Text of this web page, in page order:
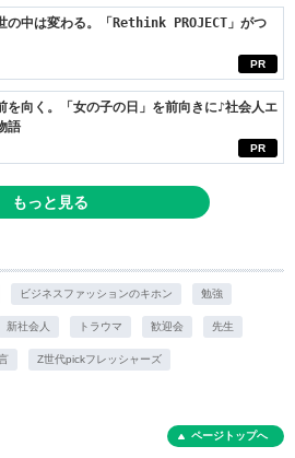
PR
の中は変わる。「Rethink PROJECT」がつ
PR
を向く。「女の子の日」を前向きに♪社会人エ
語
もっと見る
ビジネスファッションのキホン 勉強
新社会人 トラウマ 歓迎会 先生
Z世代pickフレッシャーズ
ページトップへ